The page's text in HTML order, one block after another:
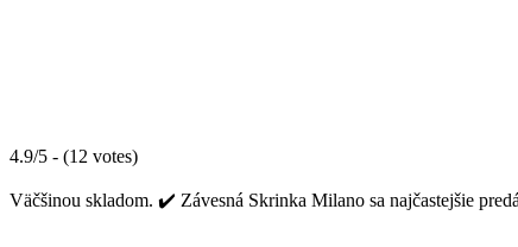
4.9/5 - (12 votes)
Väčšinou skladom. ✔️ Závesná Skrinka Milano sa najčastejšie